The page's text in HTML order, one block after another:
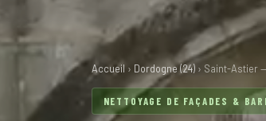
Accueil › Dordogne (24)› Saint-Astier
NETTOYAGE DE FAÇADES &